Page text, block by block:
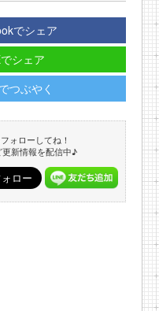
でシェア
シェア
つぶやく
ォローしてね！
新情報を配信中♪